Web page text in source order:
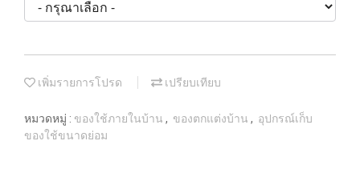
เพิ่มรายการโปรด เปรียบเทียบ
หมวดหมู่ : ของใช้ภายในบ้าน , ของตกแต่งบ้าน , อุปกรณ์เก็บ
ของใช้ขนาดย่อม